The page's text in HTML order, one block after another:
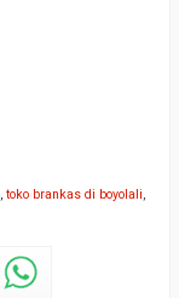
, toko brankas di boyolali,